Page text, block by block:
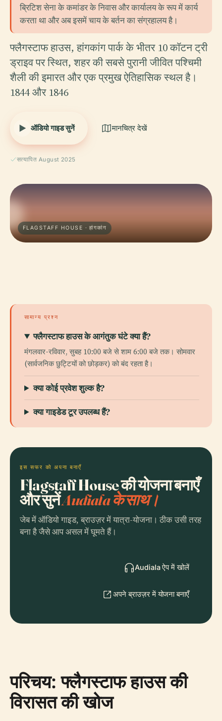
ब्रिटिश सेना के कमांडर के निवास और कार्यालय के रूप में कार्य
करता था और अब इसमें चाय के बर्तन का संग्रहालय है।
फ्लैगस्टाफ हाउस, हांगकांग पार्क के भीतर 10 कॉटन ट्री
ड्राइव पर स्थित, शहर की सबसे पुरानी जीवित पश्चिमी
शैली की इमारत और एक प्रमुख ऐतिहासिक स्थल है।
1844 और 1846
ऑडियो गाइड सुनें मानचित्र देखें
सत्यापित August 2025
FLAGSTAFF HOUSE · हांगकांग
सामान्य प्रश्न
फ्लैगस्टाफ हाउस के आगंतुक घंटे क्या हैं?
मंगलवार-रविवार, सुबह 10:00 बजे से शाम 6:00 बजे तक। सोमवार
(सार्वजनिक छुट्टियों को छोड़कर) को बंद रहता है।
क्या कोई प्रवेश शुल्क है?
क्या गाइडेड टूर उपलब्ध हैं?
इस सफर को अपना बनाएँ
Flagstaff House की योजना बनाएँ
और सुनेंAudiala के साथ।
जेब में ऑडियो गाइड, ब्राउज़र में यात्रा-योजना। ठीक उसी तरह
बना है जैसे आप असल में घूमते हैं।
Audiala ऐप में खोलें
अपने ब्राउज़र में योजना बनाएँ
परिचय: फ्लैगस्टाफ हाउस की
विरासत की खोज